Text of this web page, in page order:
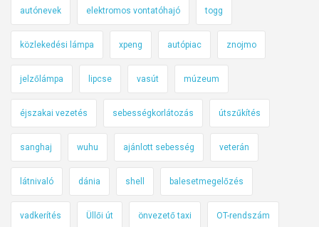
autónevek elektromos vontatóhajó togg
közlekedési lámpa xpeng autópiac znojmo
jelzőlámpa lipcse vasút múzeum
éjszakai vezetés sebességkorlátozás útszűkítés
sanghaj wuhu ajánlott sebesség veterán
látnivaló dánia shell balesetmegelőzés
vadkerítés Üllői út önvezető taxi OT-rendszám